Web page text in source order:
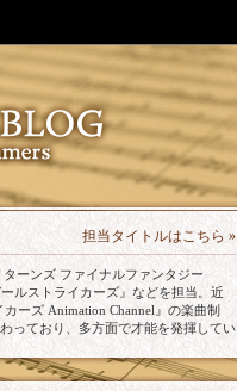
担当タイトルはこちら »
ーンズ ファイナルファンタジー
ルストライカーズ』などを担当。近
ーズ Animation Channel』の楽曲制
っており、多方面で才能を発揮してい